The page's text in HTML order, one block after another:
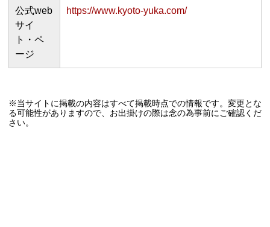
公式web
サイ
ト・ペ
ージ
https://www.kyoto-yuka.com/
※当サイトに掲載の内容はすべて掲載時点での情報です。変更とな
る可能性がありますので、お出掛けの際は念の為事前にご確認くだ
さい。